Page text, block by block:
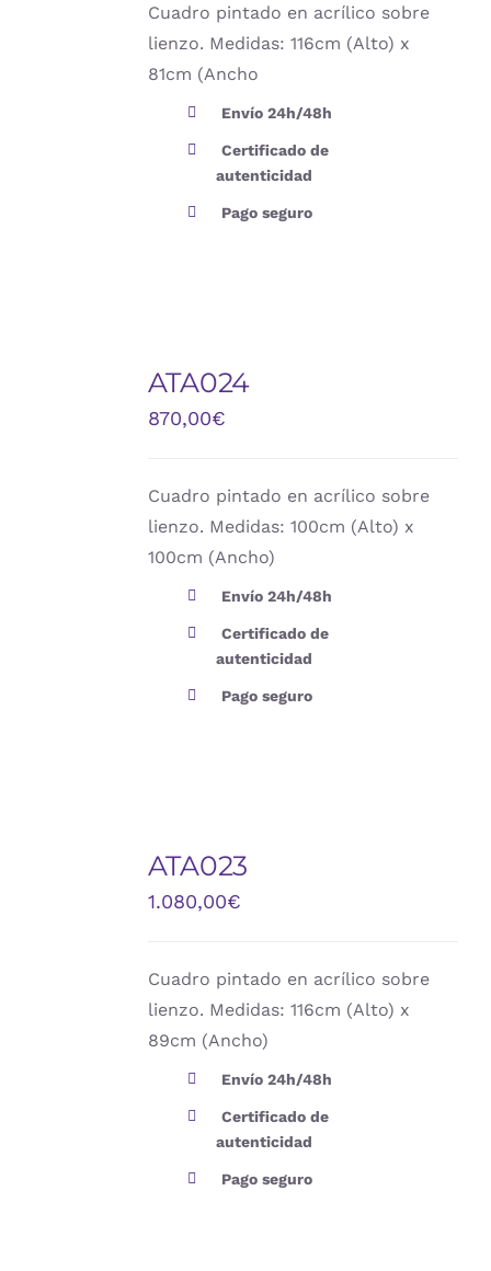
Cuadro pintado en acrílico sobre
lienzo. Medidas: 116cm (Alto) x
81cm (Ancho
Envío 24h/48h
Certificado de
autenticidad
Pago seguro
ATA024
870,00€
Cuadro pintado en acrílico sobre
lienzo. Medidas: 100cm (Alto) x
100cm (Ancho)
Envío 24h/48h
Certificado de
autenticidad
Pago seguro
ATA023
1.080,00€
Cuadro pintado en acrílico sobre
lienzo. Medidas: 116cm (Alto) x
89cm (Ancho)
Envío 24h/48h
Certificado de
autenticidad
Pago seguro